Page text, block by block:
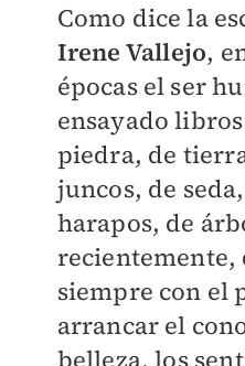
Como dice la
Irene Vallejo,
épocas el ser
ensayado
piedra, de
juncos, de
harapos, de
recientemente,
siempre con el
arrancar el
belleza, los